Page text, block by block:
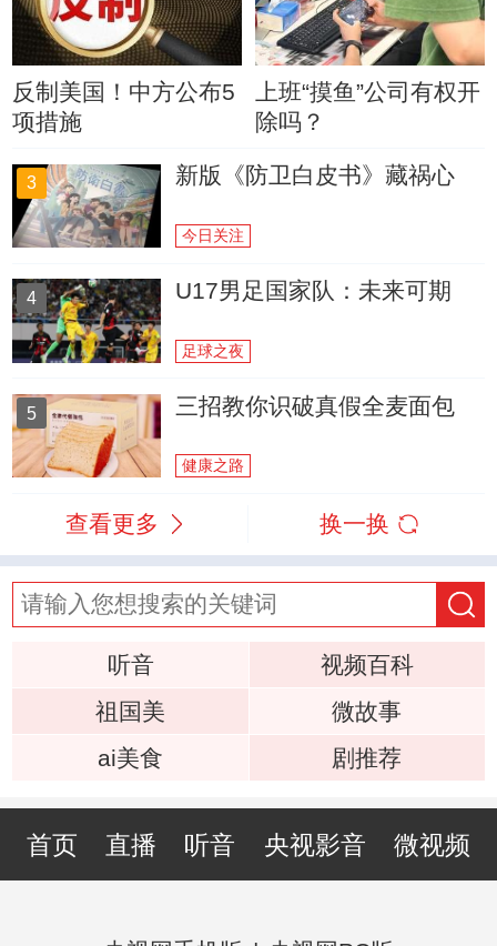
反制美国！中方公布5
项措施
上班“摸鱼”公司有权开
除吗？
3 新版《防卫白皮书》藏祸心
今日关注
4 U17男足国家队：未来可期
足球之夜
5 三招教你识破真假全麦面包
健康之路
查看更多 换一换
听音
视频百科
祖国美
微故事
ai美食
剧推荐
首页 直播 听音 央视影音 微视频